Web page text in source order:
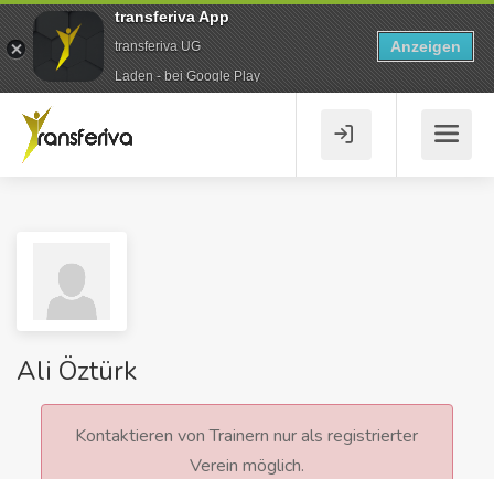
Ali Öztürk
Kontaktieren von Trainern nur als registrierter
Verein möglich.
transferiva App
transferiva UG
Laden - bei Google Play
Anzeigen